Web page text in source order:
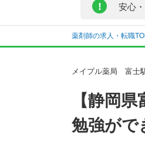
! 安心
薬剤師の求人・転職
メイプル薬局 富士
【静岡
勉強がで